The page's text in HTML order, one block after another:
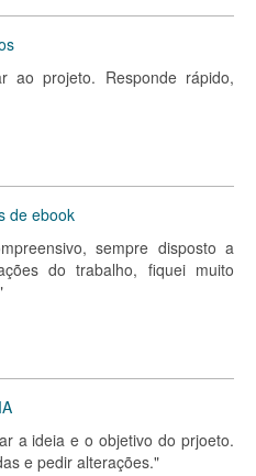
ao projeto. Responde rápido,
de ebook
sempre disposto a
do trabalho, fiquei muito
a ideia e o objetivo do prjoeto.
e pedir alterações."